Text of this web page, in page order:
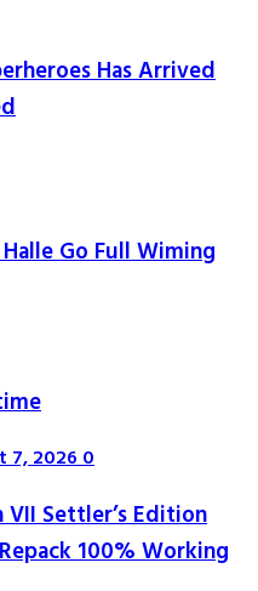
Has Arrived
Go Full Wiming
7, 20260
Settler’s Edition
100% Working